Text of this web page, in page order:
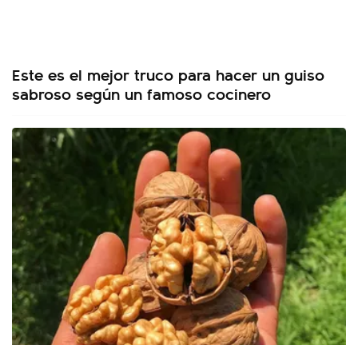
Este es el mejor truco para hacer un guiso
sabroso según un famoso cocinero